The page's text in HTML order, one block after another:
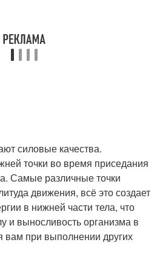
силовые качества.
точки во время приседания
Самые различные точки
движения, всё это создает
в нижней части тела, что
и выносливость организма в
вам при выполнении других